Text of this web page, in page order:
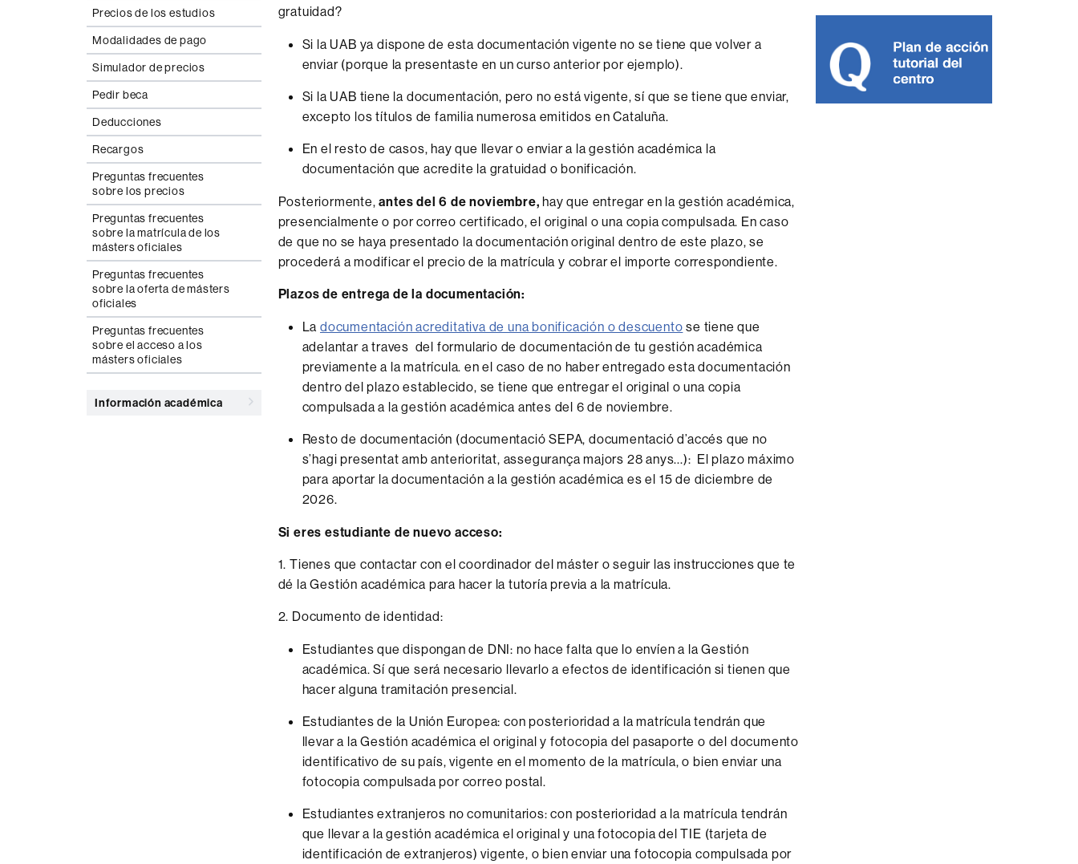
Precios de los estudios
Modalidades de pago
Simulador de precios
Pedir beca
Deducciones
Recargos
Preguntas frecuentes
sobre los precios
Preguntas frecuentes
sobre la matrícula de los
másters oficiales
Preguntas frecuentes
sobre la oferta de másters
oficiales
Preguntas frecuentes
sobre el acceso a los
másters oficiales
Información académica
gratuidad?
Si la UAB ya dispone de esta documentación vigente no se tiene que volver a
enviar (porque la presentaste en un curso anterior por ejemplo).
Si la UAB tiene la documentación, pero no está vigente, sí que se tiene que enviar,
excepto los títulos de familia numerosa emitidos en Cataluña.
En el resto de casos, hay que llevar o enviar a la gestión académica la
documentación que acredite la gratuidad o bonificación.
Posteriormente,antes del 6 de noviembre, hay que entregar en la gestión académica,
presencialmente o por correo certificado, el original o una copia compulsada. En caso
de que no se haya presentado la documentación original dentro de este plazo, se
procederá a modificar el precio de la matrícula y cobrar el importe correspondiente.
Plazos de entrega de la documentación:
La documentación acreditativa de una bonificación o descuento se tiene que
adelantar a traves del formulario de documentación de tu gestión académica
previamente a la matrícula. en el caso de no haber entregado esta documentación
dentro del plazo establecido, se tiene que entregar el original o una copia
compulsada a la gestión académica antes del 6 de noviembre.
Resto de documentación (documentació SEPA, documentació d’accés que no
s’hagi presentat amb anterioritat, assegurança majors 28 anys...): El plazo máximo
para aportar la documentación a la gestión académica es el 15 de diciembre de
2026.
Si eres estudiante de nuevo acceso:
1. Tienes que contactar con el coordinador del máster o seguir las instrucciones que te
dé la Gestión académica para hacer la tutoría previa a la matrícula.
2. Documento de identidad:
Estudiantes que dispongan de DNI: no hace falta que lo envíen a la Gestión
académica. Sí que será necesario llevarlo a efectos de identificación si tienen que
hacer alguna tramitación presencial.
Estudiantes de la Unión Europea: con posterioridad a la matrícula tendrán que
llevar a la Gestión académica el original y fotocopia del pasaporte o del documento
identificativo de su país, vigente en el momento de la matrícula, o bien enviar una
fotocopia compulsada por correo postal.
Estudiantes extranjeros no comunitarios: con posterioridad a la matrícula tendrán
que llevar a la gestión académica el original y una fotocopia del TIE (tarjeta de
identificación de extranjeros) vigente, o bien enviar una fotocopia compulsada por